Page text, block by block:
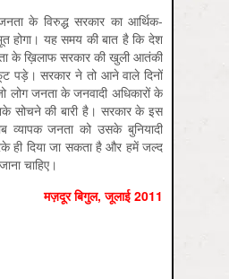
के विरुद्ध सरकार का आर्थिक-
होगा। यह समय की बात है कि देश
के ख़िलाफ सरकार की खुली आतंकी
पड़े। सरकार ने तो आने वाले दिनों
लोग जनता के जनवादी अधिकारों के
सोचने की बारी है। सरकार के इस
व्यापक जनता को उसके बुनियादी
ही दिया जा सकता है और हमें जल्द
चाहिए।
मज़दूर बिगुल, जूलाई 2011